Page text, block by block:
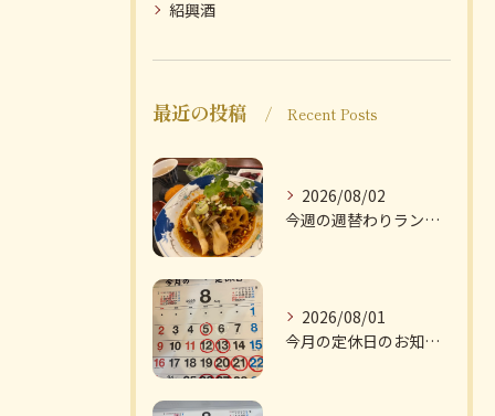
紹興酒
最近の投稿 Recent Posts
2026/08/02
今週の週替わりランチのご紹介です
2026/08/01
今月の定休日のお知らせです